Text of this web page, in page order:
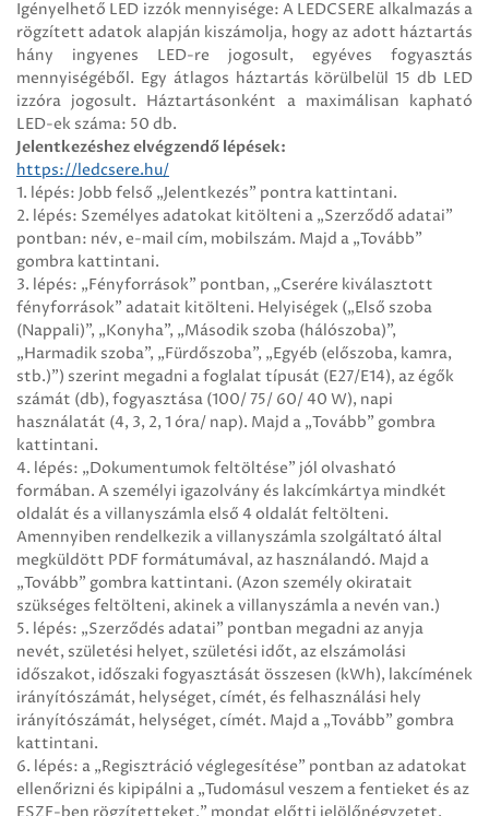
Igényelhető LED izzók mennyisége: A LEDCSERE alkalmazás a
rögzített adatok alapján kiszámolja, hogy az adott háztartás
hány ingyenes LED-re jogosult, egyéves fogyasztás
mennyiségéből. Egy átlagos háztartás körülbelül 15 db LED
izzóra jogosult. Háztartásonként a maximálisan kapható
LED-ek száma: 50 db.
Jelentkezéshez elvégzendő lépések:
https://ledcsere.hu/
1. lépés: Jobb felső „Jelentkezés” pontra kattintani.
2. lépés: Személyes adatokat kitölteni a „Szerződő adatai”
pontban: név, e-mail cím, mobilszám. Majd a „Tovább”
gombra kattintani.
3. lépés: „Fényforrások” pontban, „Cserére kiválasztott
fényforrások” adatait kitölteni. Helyiségek („Első szoba
(Nappali)”, „Konyha”, „Második szoba (hálószoba)”,
„Harmadik szoba”, „Fürdőszoba”, „Egyéb (előszoba, kamra,
stb.)”) szerint megadni a foglalat típusát (E27/E14), az égők
számát (db), fogyasztása (100/ 75/ 60/ 40 W), napi
használatát (4, 3, 2, 1 óra/ nap). Majd a „Tovább” gombra
kattintani.
4. lépés: „Dokumentumok feltöltése” jól olvasható
formában. A személyi igazolvány és lakcímkártya mindkét
oldalát és a villanyszámla első 4 oldalát feltölteni.
Amennyiben rendelkezik a villanyszámla szolgáltató által
megküldött PDF formátumával, az használandó. Majd a
„Tovább” gombra kattintani. (Azon személy okiratait
szükséges feltölteni, akinek a villanyszámla a nevén van.)
5. lépés: „Szerződés adatai” pontban megadni az anyja
nevét, születési helyet, születési időt, az elszámolási
időszakot, időszaki fogyasztását összesen (kWh), lakcímének
irányítószámát, helységet, címét, és felhasználási hely
irányítószámát, helységet, címét. Majd a „Tovább” gombra
kattintani.
6. lépés: a „Regisztráció véglegesítése” pontban az adatokat
ellenőrizni és kipipálni a „Tudomásul veszem a fentieket és az
ESZF-ben rögzítetteket.” mondat előtti jelölőnégyzetet.